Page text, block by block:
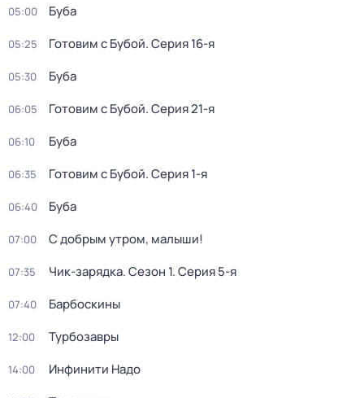
05:00 Буба
05:25 Готовим с Бубой. Серия 16-я
05:30 Буба
06:05 Готовим с Бубой. Серия 21-я
06:10 Буба
06:35 Готовим с Бубой. Серия 1-я
06:40 Буба
07:00 С добрым утром, малыши!
07:35 Чик-зарядка. Сезон 1. Серия 5-я
07:40 Барбоскины
12:00 Турбозавры
14:00 Инфинити Надо